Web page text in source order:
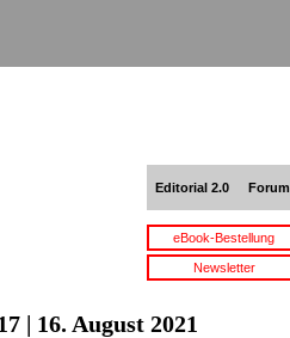
Editorial 2.0 Forum
eBook-Bestellung
Newsletter
| 16. August 2021